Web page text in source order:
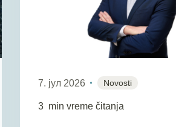
7. јул 2026 Novosti
3 min vreme čitanja